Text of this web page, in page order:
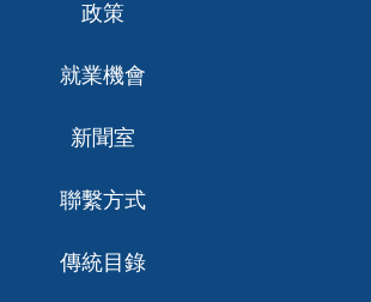
政策
就業機會
新聞室
聯繫方式
傳統目錄